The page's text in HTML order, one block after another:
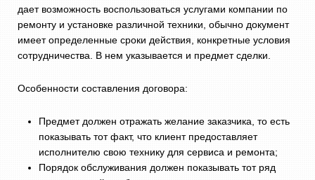
дает возможность воспользоваться услугами компании по
ремонту и установке различной техники, обычно документ
имеет определенные сроки действия, конкретные условия
сотрудничества. В нем указывается и предмет сделки.
Особенности составления договора:
Предмет должен отражать желание заказчика, то есть
показывать тот факт, что клиент предоставляет
исполнителю свою технику для сервиса и ремонта;
Порядок обслуживания должен показывать тот ряд